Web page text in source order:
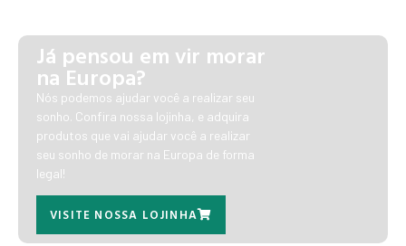
Já pensou em vir morar
na Europa?
Nós podemos ajudar você a realizar seu
sonho. Confira nossa lojinha, e adquira
produtos que vai ajudar você a realizar
seu sonho de morar na Europa de forma
legal!
VISITE NOSSA LOJINHA